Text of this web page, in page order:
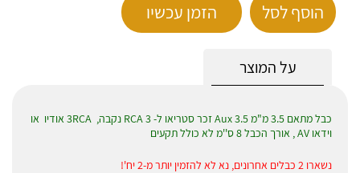
הוסף לסל הזמן עכשיו
על המוצר
כבל מתאם 3.5 מ"מ 3.5 Aux זכר סטריאו ל- 3 RCA נקבה, 3RCA אודיו או
וידאו AV , אורך הכבל 8 ס''מ לא כולל תקעים
נשארו 2 כבלים אחרונים, נא לא להזמין יותר מ-2 יח'!